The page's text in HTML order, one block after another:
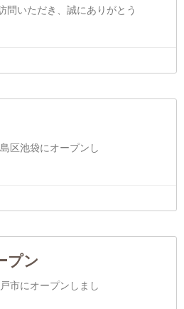
問いただき、誠にありがとう
区池袋にオープンし
プン
市にオープンしまし